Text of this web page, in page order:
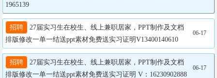
1965139
招聘
27届实习生在校生、线上兼职居家，PPT制作及文档
排版修改一单一结送ppt素材免费送实习证明V13400140610
06-17
招聘
27届实习生在校生、线上兼职居家，PPT制作及文档
排版修改一单一结送ppt素材免费送实习证明 V：16230902888
06-17